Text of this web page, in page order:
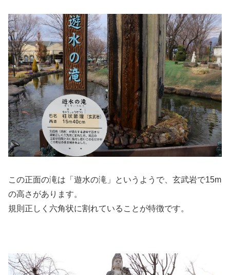
この正面の滝は「遊水の滝」というようで、玄武岩で15m
の高さがあります。
規則正しく六角状に割れていることが特徴です。